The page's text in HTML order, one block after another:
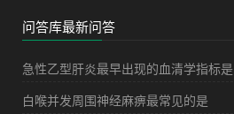
问答库最新问答
急性乙型肝炎最早出现的血清学指标是
白喉并发周围神经麻痹最常见的是